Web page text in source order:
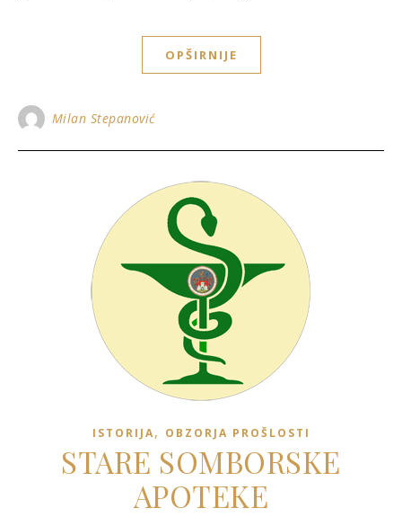
OPŠIRNIJE
Milan Stepanović
ISTORIJA, OBZORJA PROŠLOSTI
STARE SOMBORSKE
APOTEKE